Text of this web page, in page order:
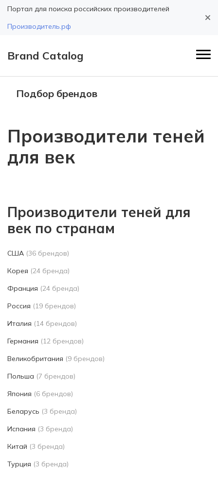
Портал для поиска российских производителей
Производитель.рф
Brand Catalog
Подбор брендов
Производители теней
для век
Производители теней для
век по странам
США (36 брендов)
Корея (24 бренда)
Франция (24 бренда)
Россия (19 брендов)
Италия (14 брендов)
Германия (12 брендов)
Великобритания (9 брендов)
Польша (7 брендов)
Япония (6 брендов)
Беларусь (3 бренда)
Испания (3 бренда)
Китай (3 бренда)
Турция (3 бренда)